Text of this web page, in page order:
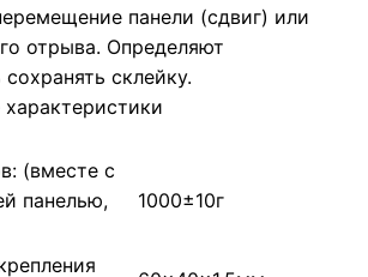
панели (сдвиг) или
отрыва. Определяют
склейку.
(вместе с
панелью,
1000±10г